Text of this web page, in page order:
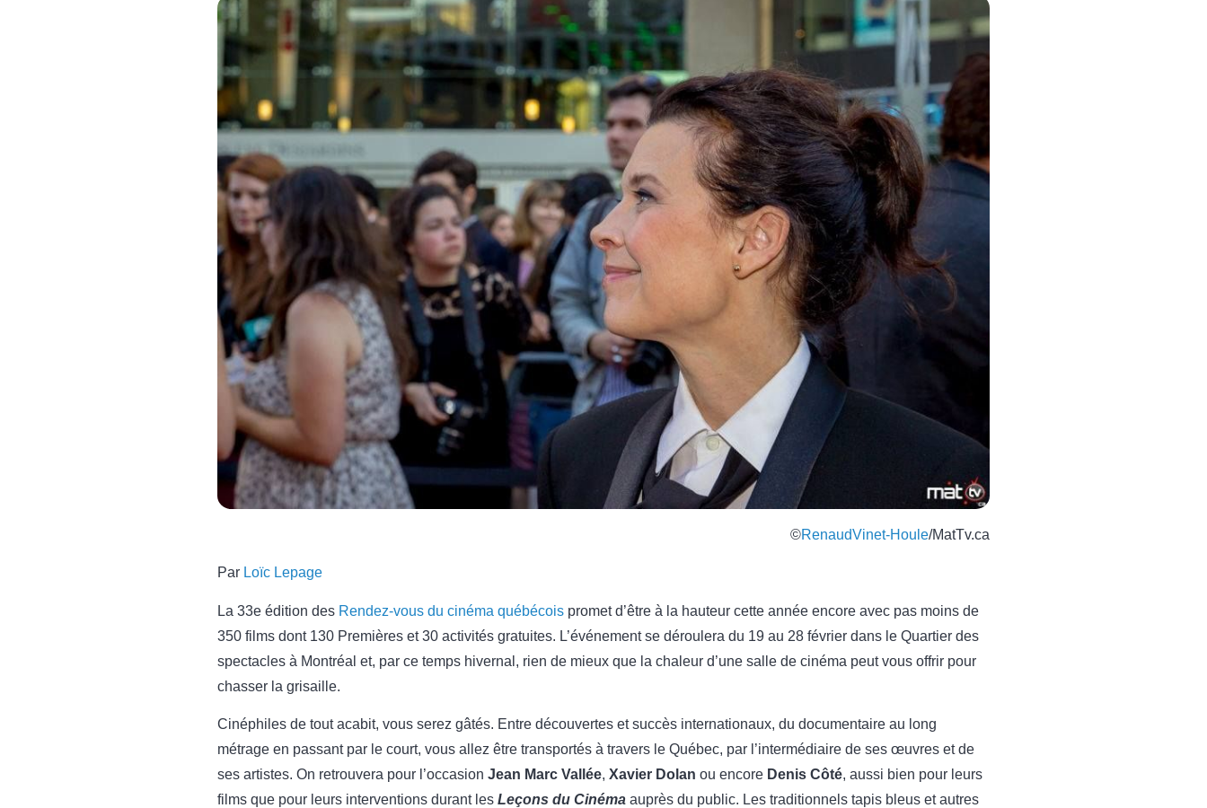
©RenaudVinet-Houle/MatTv.ca
Par Loïc Lepage
La 33e édition des Rendez-vous du cinéma québécois promet d’être à la hauteur cette année encore avec pas moins de
350 films dont 130 Premières et 30 activités gratuites. L’événement se déroulera du 19 au 28 février dans le Quartier des
spectacles à Montréal et, par ce temps hivernal, rien de mieux que la chaleur d’une salle de cinéma peut vous offrir pour
chasser la grisaille.
Cinéphiles de tout acabit, vous serez gâtés. Entre découvertes et succès internationaux, du documentaire au long
métrage en passant par le court, vous allez être transportés à travers le Québec, par l’intermédiaire de ses œuvres et de
ses artistes. On retrouvera pour l’occasion Jean Marc Vallée, Xavier Dolan ou encore Denis Côté, aussi bien pour leurs
films que pour leurs interventions durant les Leçons du Cinéma auprès du public. Les traditionnels tapis bleus et autres